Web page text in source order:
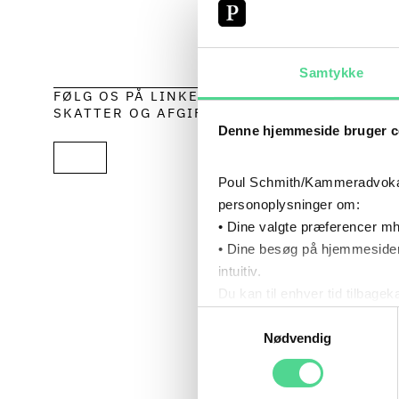
Samtykke
Denne hjemmeside bruger
Poul Schmith/
personoplysninger om:
• Dine valgte præferencer
• Dine besøg på
intuitiv.
Du kan til enhver tid
Læs mere om vores
Nødvendig
FØLG OS PÅ LINKEDIN: NYT OM
SKATTER OG AFGIFTER
gevinst